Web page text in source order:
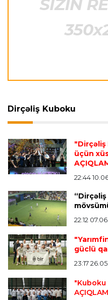
Lukaku ilə "Monako"
Transfer 23:09 07.08.2026
hazırlaşır
"Real" argentinalı
icarəyə göndərdi
Transfer 22:57 07.08.2026
"Qranada" Zinəddin
ayırdı
Transfer 22:54 07.08.2026
"Mançester Siti"
edir
Dirçəliş Kuboku
"Dirçəliş
üçün
22:44
22:12
güclü
23:17
"Kuboku